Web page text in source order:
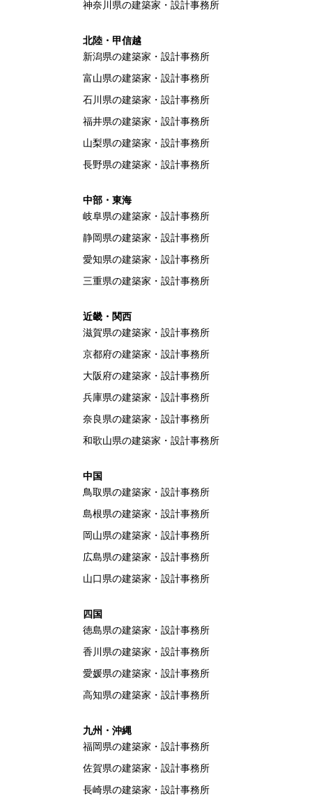
神奈川県の建築家・設計事務所
北陸・甲信越
新潟県の建築家・設計事務所
富山県の建築家・設計事務所
石川県の建築家・設計事務所
福井県の建築家・設計事務所
山梨県の建築家・設計事務所
長野県の建築家・設計事務所
中部・東海
岐阜県の建築家・設計事務所
静岡県の建築家・設計事務所
愛知県の建築家・設計事務所
三重県の建築家・設計事務所
近畿・関西
滋賀県の建築家・設計事務所
京都府の建築家・設計事務所
大阪府の建築家・設計事務所
兵庫県の建築家・設計事務所
奈良県の建築家・設計事務所
和歌山県の建築家・設計事務所
中国
鳥取県の建築家・設計事務所
島根県の建築家・設計事務所
岡山県の建築家・設計事務所
広島県の建築家・設計事務所
山口県の建築家・設計事務所
四国
徳島県の建築家・設計事務所
香川県の建築家・設計事務所
愛媛県の建築家・設計事務所
高知県の建築家・設計事務所
九州・沖縄
福岡県の建築家・設計事務所
佐賀県の建築家・設計事務所
長崎県の建築家・設計事務所